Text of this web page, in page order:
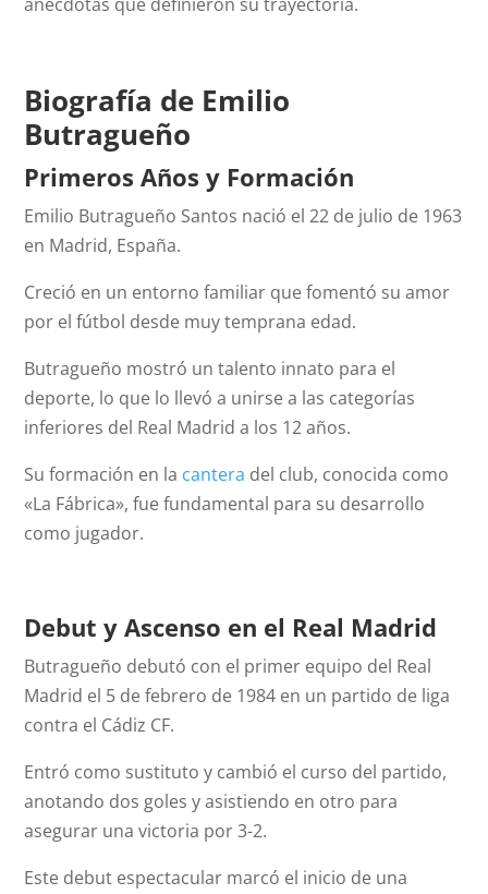
Biografía de Emilio
Butragueño
Primeros Años y Formación
Emilio Butragueño Santos nació el 22 de julio de 1963
en Madrid, España.
Creció en un entorno familiar que fomentó su amor
por el fútbol desde muy temprana edad.
Butragueño mostró un talento innato para el
deporte, lo que lo llevó a unirse a las categorías
inferiores del Real Madrid a los 12 años.
Su formación en la cantera del club, conocida como
«La Fábrica», fue fundamental para su desarrollo
como jugador.
Debut y Ascenso en el Real Madrid
Butragueño debutó con el primer equipo del Real
Madrid el 5 de febrero de 1984 en un partido de liga
contra el Cádiz CF.
Entró como sustituto y cambió el curso del partido,
anotando dos goles y asistiendo en otro para
asegurar una victoria por 3-2.
Este debut espectacular marcó el inicio de una